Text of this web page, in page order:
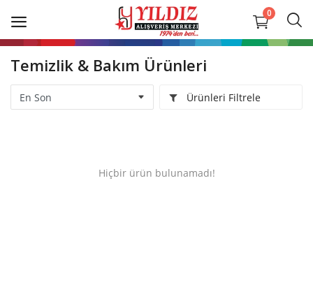
0
İletişim
Temizlik & Bakım Ürünleri
Ürünleri Filtrele
Hiçbir ürün bulunamadı!